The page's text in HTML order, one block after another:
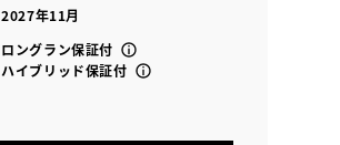
2027年11月
ロングラン保証付
ハイブリッド保証付